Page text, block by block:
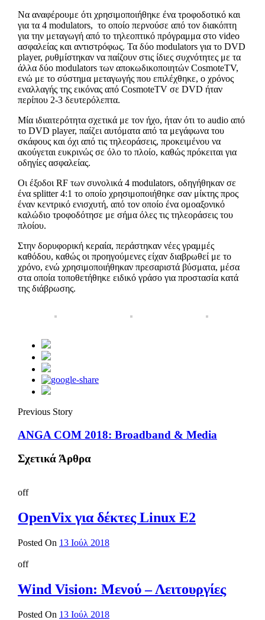
Να αναφέρουμε ότι χρησιμοποιήθηκε ένα τροφοδοτικό και
για τα 4 modulators, το οποίο περνούσε από τον διακόπτη
για την μεταγωγή από το τηλεοπτικό πρόγραμμα στο video
ασφαλείας και αντιστρόφως. Τα δύο modulators για το DVD
player, ρυθμίστηκαν να παίζουν στις ίδιες συχνότητες με τα
άλλα δύο modulators των αποκωδικοποιητών CosmoteTV,
ενώ με το σύστημα μεταγωγής που επιλέχθηκε, ο χρόνος
εναλλαγής της εικόνας από CosmoteTV σε DVD ήταν
περίπου 2-3 δευτερόλεπτα.
Μία ιδιαιτερότητα σχετικά με τον ήχο, ήταν ότι το audio από
το DVD player, παίζει αυτόματα από τα μεγάφωνα του
σκάφους και όχι από τις τηλεοράσεις, προκειμένου να
ακούγεται ευκρινώς σε όλο το πλοίο, καθώς πρόκειται για
οδηγίες ασφαλείας.
Οι έξοδοι RF των συνολικά 4 modulators, οδηγήθηκαν σε
ένα splitter 4:1 το οποίο χρησιμοποιήθηκε σαν μίκτης προς
έναν κεντρικό ενισχυτή, από τον οποίο ένα ομοαξονικό
καλώδιο τροφοδότησε με σήμα όλες τις τηλεοράσεις του
πλοίου.
Στην δορυφορική κεραία, περάστηκαν νέες γραμμές
καθόδου, καθώς οι προηγούμενες είχαν διαβρωθεί με το
χρόνο, ενώ χρησιμοποιήθηκαν πρεσαριστά βύσματα, μέσα
στα οποία τοποθετήθηκε ειδικό γράσο για προστασία κατά
της διάβρωσης.
Previous Story
ANGA COM 2018: Broadband & Media
Σχετικά Άρθρα
off
OpenVix για δέκτες Linux E2
Posted On 13 Ιούλ 2018
off
Wind Vision: Μενού – Λειτουργίες
Posted On 13 Ιούλ 2018